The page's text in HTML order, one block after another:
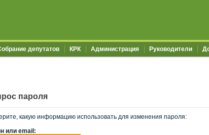
депутатов КРК Администрация Руководители
пароля
какую информацию использовать для изменения пароля:
или email: